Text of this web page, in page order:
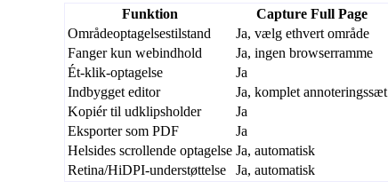
Funktion Capture Full Page
Områdeoptagelsestilstand
Ja, vælg ethvert område
Fanger kun webindhold
Ja, ingen browserramme
Ét-klik-optagelse
Ja
Indbygget editor
Ja, komplet annoteringssæt
Kopiér til udklipsholder
Ja
Eksporter som PDF
Ja
Helsides scrollende optagelse Ja, automatisk
Retina/HiDPI-understøttelse
Ja, automatisk